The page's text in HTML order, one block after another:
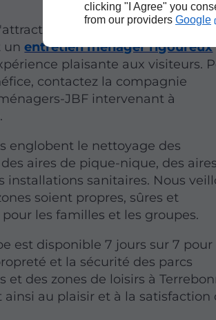
clicking "I Agree" you
from our providers Google
et les zones de loisirs
unentretien ménager rigoureux
plaisante aux visiteurs.
contactez la compagnie
JBF intervenant à
englobent le nettoyage des
aires de pique-nique, des
installations sanitaires. Nous
soient propres, sûres et
les familles et les groupes.
est disponible 7 jours sur 7 pour
et la sécurité des parcs
et des zones de loisirs à
au plaisir et à la satisfaction